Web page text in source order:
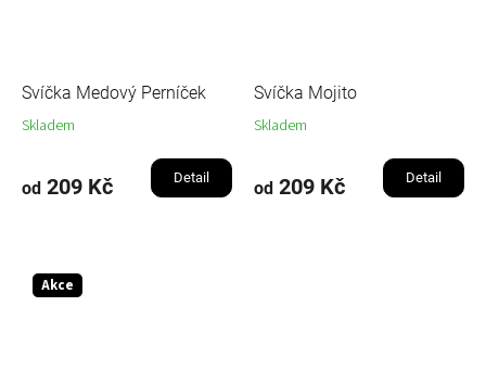
Svíčka Medový Perníček
Skladem
od 209 Kč Detail
Svíčka Mojito
Skladem
od 209 Kč Detail
Akce